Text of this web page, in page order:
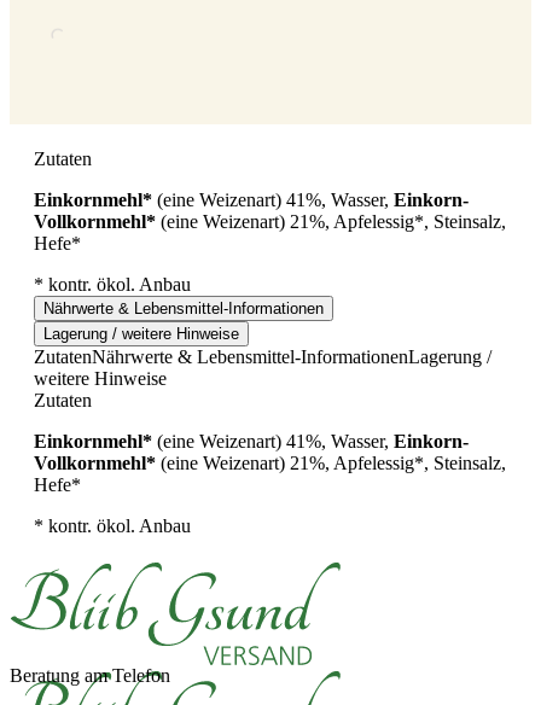
Zutaten
Einkornmehl* (eine Weizenart) 41%, Wasser, Einkorn-
Vollkornmehl* (eine Weizenart) 21%, Apfelessig*, Steinsalz,
Hefe*
* kontr. ökol. Anbau
Nährwerte & Lebensmittel-Informationen
Lagerung / weitere Hinweise
ZutatenNährwerte & Lebensmittel-InformationenLagerung /
weitere Hinweise
Zutaten
Einkornmehl* (eine Weizenart) 41%, Wasser, Einkorn-
Vollkornmehl* (eine Weizenart) 21%, Apfelessig*, Steinsalz,
Hefe*
* kontr. ökol. Anbau
Beratung am Telefon